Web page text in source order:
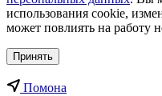
использования cookie,
может повлиять на работу
Принять
Помона